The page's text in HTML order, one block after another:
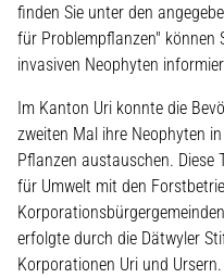
finden Sie unter den
für Problempflanzen" können
invasiven Neophyten
Im Kanton Uri konnte die
zweiten Mal ihre Neophyten
Pflanzen austauschen.
für Umwelt mit den
erfolgte durch die Dätwyler
Korporationen Uri und